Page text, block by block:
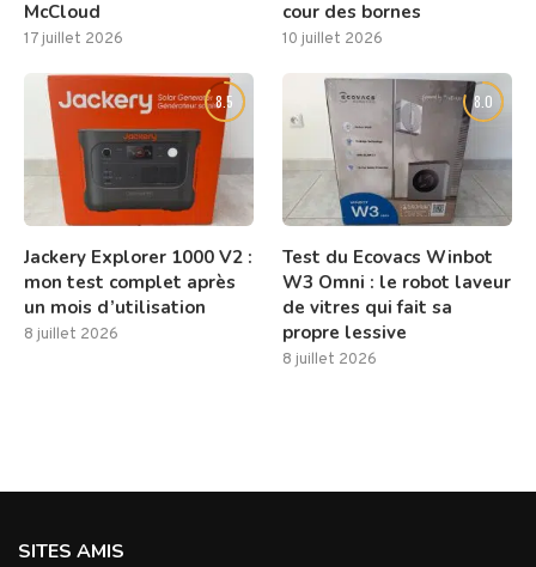
McCloud
17 juillet 2026
cour des bornes
10 juillet 2026
8.5
Jackery Explorer 1000 V2 :
mon test complet après
un mois d’utilisation
8 juillet 2026
8.0
Test du Ecovacs Winbot
W3 Omni : le robot laveur
de vitres qui fait sa
propre lessive
8 juillet 2026
SITES AMIS